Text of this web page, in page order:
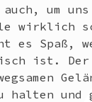
um
wirklich
es
ist. Der
halten und